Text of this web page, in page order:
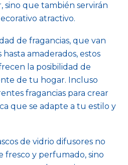
que también servirán
atractivo.
de fragancias, que van
amaderados, estos
la posibilidad de
de tu hogar. Incluso
fragancias para crear
que se adapte a tu estilo y
de vidrio difusores no
fresco y perfumado, sino